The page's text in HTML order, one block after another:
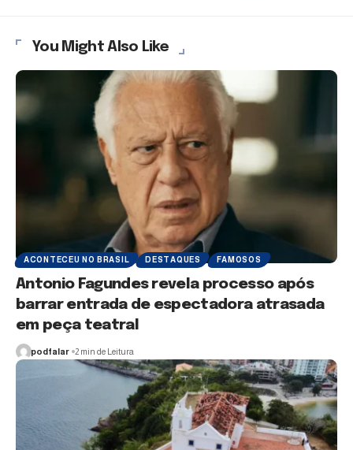
You Might Also Like
ACONTECEU NO BRASIL DESTAQUES FAMOSOS
Antonio Fagundes revela processo após
barrar entrada de espectadora atrasada
em peça teatral
podfalar 2 min de Leitura